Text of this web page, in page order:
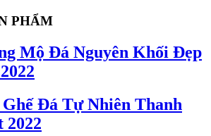
PHẨM
Mộ Đá Nguyên Khối Đẹp
Đá Tự Nhiên Thanh
2022